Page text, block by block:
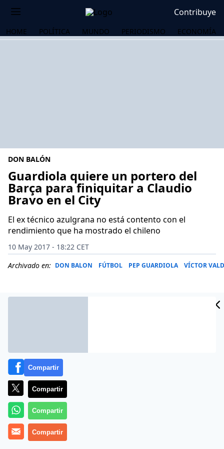
Contribuye
HOME POLÍTICA MUNDO PERIODISMO ECONOMÍA
DON BALÓN
Guardiola quiere un portero del
Barça para finiquitar a Claudio
Bravo en el City
El ex técnico azulgrana no está contento con el
rendimiento que ha mostrado el chileno
10 May 2017 - 18:22 CET
Archivado en: DON BALON FÚTBOL PEP GUARDIOLA VÍCTOR
Pep Guardiola no está satisfecho con el rendimiento
de Claudio Bravo en el Manchester City. A pesar de que
Compartir
Compartir
Compartir
Compartir